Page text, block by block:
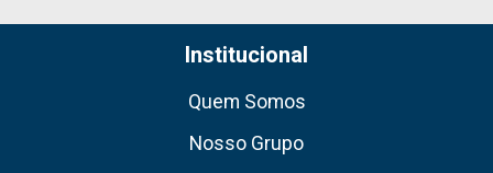
Institucional
Quem Somos
Nosso Grupo